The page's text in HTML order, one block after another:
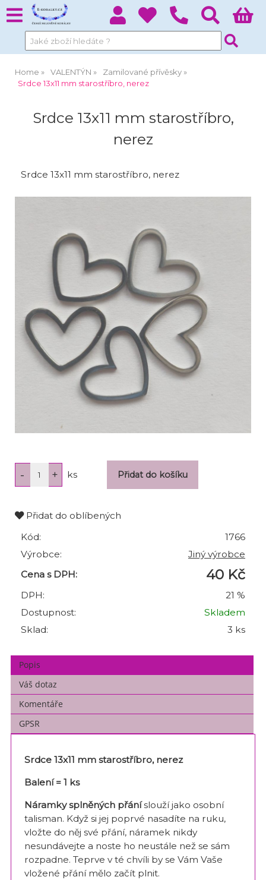
Home VALENTÝN
Zamilované přívěsky
Srdce 13x11 mm starostříbro, nerez
Srdce 13x11 mm starostříbro,
nerez
Srdce 13x11 mm starostříbro, nerez
ks
Přidat do oblíbených
Kód:
1766
Výrobce:
Jiný výrobce
Cena s DPH:
40 Kč
DPH:
21 %
Dostupnost:
Skladem
Sklad:
3 ks
Popis
Váš dotaz
Komentáře
GPSR
Srdce 13x11 mm starostříbro, nerez
Balení = 1 ks
Náramky splněných přáníslouží jako osobní
talisman. Když si jej poprvé nasadíte na ruku,
vložte do něj své přání, náramek nikdy
nesundávejte a noste ho neustále než se sám
rozpadne. Teprve v té chvíli by se Vám Vaše
vložené přání mělo začít plnit.